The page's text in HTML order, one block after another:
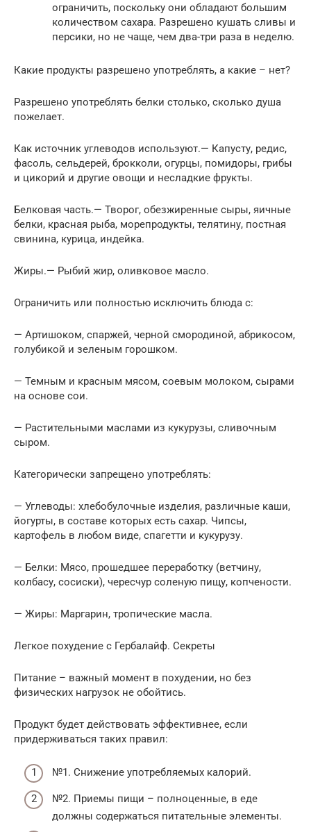
ограничить, поскольку они обладают большим
количеством сахара. Разрешено кушать сливы и
персики, но не чаще, чем два-три раза в неделю.
Какие продукты разрешено употреблять, а какие – нет?
Разрешено употреблять белки столько, сколько душа
пожелает.
Как источник углеводов используют.— Капусту, редис,
фасоль, сельдерей, брокколи, огурцы, помидоры, грибы
и цикорий и другие овощи и несладкие фрукты.
Белковая часть.— Творог, обезжиренные сыры, яичные
белки, красная рыба, морепродукты, телятину, постная
свинина, курица, индейка.
Жиры.— Рыбий жир, оливковое масло.
Ограничить или полностью исключить блюда с:
— Артишоком, спаржей, черной смородиной, абрикосом,
голубикой и зеленым горошком.
— Темным и красным мясом, соевым молоком, сырами
на основе сои.
— Растительными маслами из кукурузы, сливочным
сыром.
Категорически запрещено употреблять:
— Углеводы: хлебобулочные изделия, различные каши,
йогурты, в составе которых есть сахар. Чипсы,
картофель в любом виде, спагетти и кукурузу.
— Белки: Мясо, прошедшее переработку (ветчину,
колбасу, сосиски), чересчур соленую пищу, копчености.
— Жиры: Маргарин, тропические масла.
Легкое похудение с Гербалайф. Секреты
Питание – важный момент в похудении, но без
физических нагрузок не обойтись.
Продукт будет действовать эффективнее, если
придерживаться таких правил:
№1. Снижение употребляемых калорий.
№2. Приемы пищи – полноценные, в еде
должны содержаться питательные элементы.